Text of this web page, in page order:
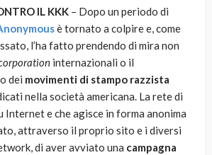
IL KKK – Dopo un periodo di
è tornato a colpire e, come
l’ha fatto prendendo di mira non
internazionali o il
dei movimenti di stampo razzista
nella società americana. La rete di
Internet e che agisce in forma anonima
attraverso il proprio sito e i diversi
di aver avviato una campagna